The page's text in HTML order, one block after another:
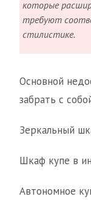
которые
требуют
стилистике.
Основной
забрать с
Зеркальный
Шкаф купе в
Автономное